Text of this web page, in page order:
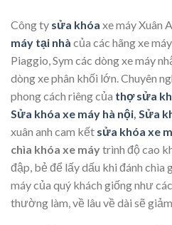
Công ty sửa khóa xe máy Xuân
máy tại nhà của các hãng xe
Piaggio, Sym các dòng xe máy
dòng xe phân khối lớn. Chuyên
phong cách riêng của thợ sửa
Sửa khóa xe máy hà nội, Sửa
xuân anh cam kết sửa khóa xe
chìa khóa xe máytrình độ cao
đập, bẻ để lấy dấu khi đánh chìa
máy của quý khách giống như
thường làm, về lâu về dài sẽ